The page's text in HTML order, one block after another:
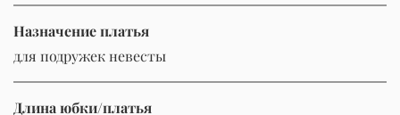
Назначение платья
для подружек невесты
Длина юбки/платья